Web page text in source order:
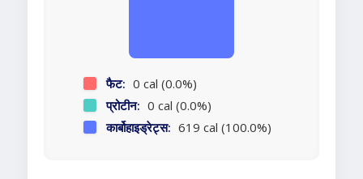
फैट: 0 cal (0.0%)
प्रोटीन: 0 cal (0.0%)
कार्बोहाइड्रेट्स: 619 cal (100.0%)